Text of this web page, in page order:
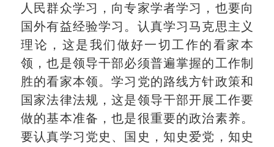
人民群众学习，向专家学者学习，也要向
国外有益经验学习。认真学习马克思主义
理论，这是我们做好一切工作的看家本
领，也是领导干部必须普遍掌握的工作制
胜的看家本领。学习党的路线方针政策和
国家法律法规，这是领导干部开展工作要
做的基本准备，也是很重要的政治素养。
要认真学习党史、国史，知史爱党，知史